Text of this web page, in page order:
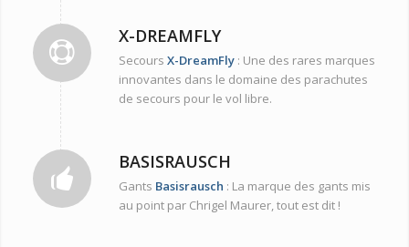
X-DREAMFLY
Secours X-DreamFly: Une des rares marques
innovantes dans le domaine des parachutes
de secours pour le vol libre.
BASISRAUSCH
Gants Basisrausch : La marque des gants mis
au point par Chrigel Maurer, tout est dit !